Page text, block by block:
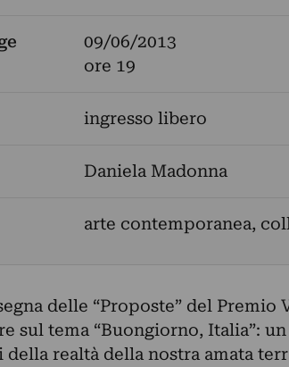
09/06/2013
ore 19
ingresso libero
Daniela Madonna
arte contemporanea,
delle “Proposte” del
sul tema “Buongiorno, Italia”:
della realtà della nostra amata